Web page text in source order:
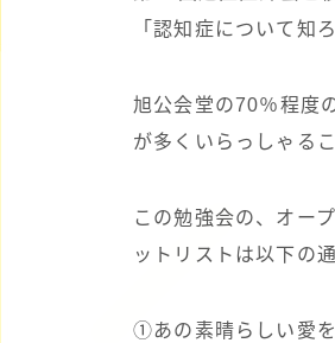
「認知症について
旭公会堂の70％程度
が多くいらっしゃる
この勉強会の、オー
ットリストは以下の
➀あの素晴らしい愛